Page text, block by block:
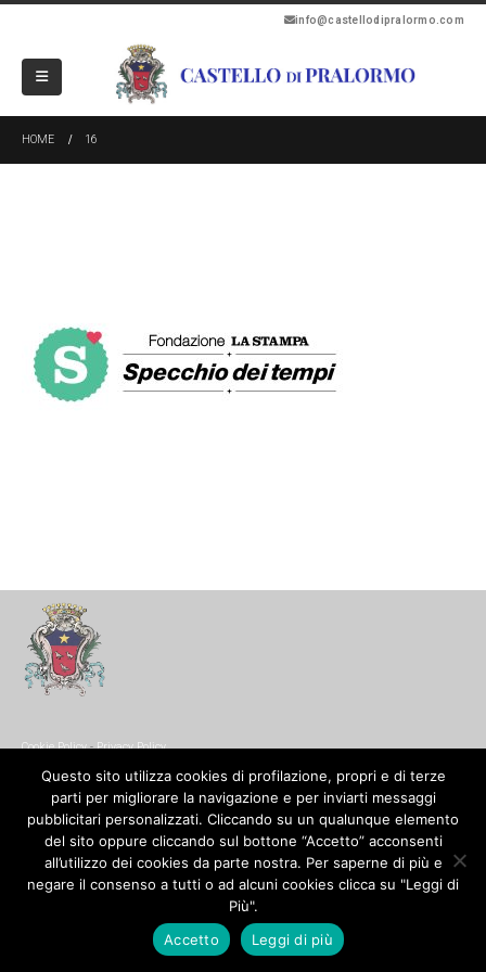
info@castellodipralormo.com
HOME 16
Cookie Policy-Privacy Policy
© Copyright 2017. All Rights Reserved.
Questo sito utilizza cookies di profilazione, propri e di terze
parti per migliorare la navigazione e per inviarti messaggi
pubblicitari personalizzati. Cliccando su un qualunque elemento
del sito oppure cliccando sul bottone “Accetto” acconsenti
all’utilizzo dei cookies da parte nostra. Per saperne di più e
negare il consenso a tutti o ad alcuni cookies clicca su "Leggi di
Più".
Accetto
Leggi di più